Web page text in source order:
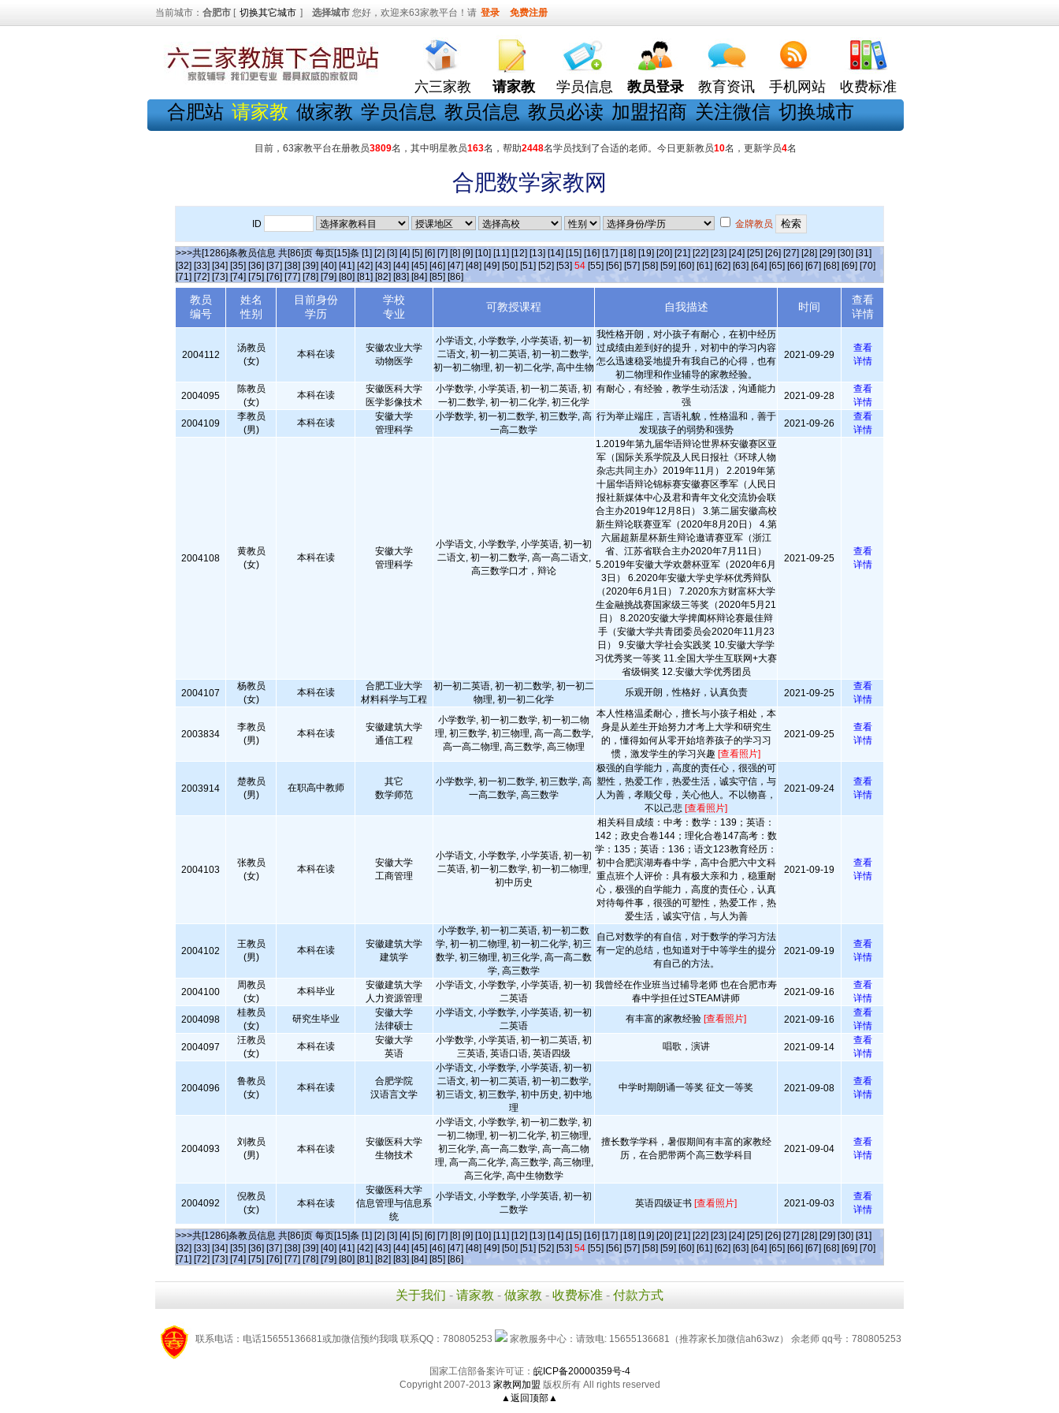
当前城市： 合肥市 [ 切换其它城市 ] 选择城市 您好，欢迎来63家教平台！请 登录 免费注册
六三家教 请家教 学员信息 教员登录 教育资讯 手机网站 收费标准
合肥站 请家教 做家教 学员信息 教员信息 教员必读 加盟招商 关注微信 切换城市
目前，63家教平台在册教员3809名，其中明星教员163名，帮助2448名学员找到了合适的老师。今日更新教员10名，更新学员4名
合肥数学家教网
ID 金牌教员
>>>共[1286]条教员信息 共[86]页 每页[15]条 [1] [2] [3] [4] [5] [6] [7] [8] [9] [10] [11] [12] [13] [14] [15] [16] [17] [18] [19] [20] [21] [22] [23] [24] [25] [26] [27] [28] [29] [30] [31]
[32] [33] [34] [35] [36] [37] [38] [39] [40] [41] [42] [43] [44] [45] [46] [47] [48] [49] [50] [51] [52] [53] 54 [55] [56] [57] [58] [59] [60] [61] [62] [63] [64] [65] [66] [67] [68] [69] [70]
[71] [72] [73] [74] [75] [76] [77] [78] [79] [80] [81] [82] [83] [84] [85] [86]
教员
编号
姓名
性别
目前身份
学历
学校
专业
可教授课程 自我描述 时间
查看
详情
2004112
汤教员
(女)
本科在读
安徽农业大学
动物医学
小学语文, 小学数学, 小学英语, 初一初
二语文, 初一初二英语, 初一初二数学,
初一初二物理, 初一初二化学, 高中生物
我性格开朗，对小孩子有耐心，在初中经历
过成绩由差到好的提升，对初中的学习内容
怎么迅速稳妥地提升有我自己的心得，也有
初二物理和作业辅导的家教经验。
2021-09-29
查看
详情
2004095
陈教员
(女)
本科在读
安徽医科大学
医学影像技术
小学数学, 小学英语, 初一初二英语, 初
一初二数学, 初一初二化学, 初三化学
有耐心，有经验，教学生动活泼，沟通能力
强
2021-09-28
查看
详情
2004109
李教员
(男)
本科在读
安徽大学
管理科学
小学数学, 初一初二数学, 初三数学, 高
一高二数学
行为举止端庄，言语礼貌，性格温和，善于
发现孩子的弱势和强势
2021-09-26
查看
详情
2004108
黄教员
(女)
本科在读
安徽大学
管理科学
小学语文, 小学数学, 小学英语, 初一初
二语文, 初一初二数学, 高一高二语文,
高三数学口才，辩论
1.2019年第九届华语辩论世界杯安徽赛区亚
军（国际关系学院及人民日报社《环球人物
杂志共同主办》2019年11月） 2.2019年第
十届华语辩论锦标赛安徽赛区季军（人民日
报社新媒体中心及君和青年文化交流协会联
合主办2019年12月8日） 3.第二届安徽高校
新生辩论联赛亚军（2020年8月20日） 4.第
六届超新星杯新生辩论邀请赛亚军（浙江
省、江苏省联合主办2020年7月11日）
5.2019年安徽大学欢磬杯亚军（2020年6月
3日） 6.2020年安徽大学史学杯优秀辩队
（2020年6月1日） 7.2020东方财富杯大学
生金融挑战赛国家级三等奖（2020年5月21
日） 8.2020安徽大学捭阖杯辩论赛最佳辩
手（安徽大学共青团委员会2020年11月23
日） 9.安徽大学社会实践奖 10.安徽大学学
习优秀奖一等奖 11.全国大学生互联网+大赛
省级铜奖 12.安徽大学优秀团员
2021-09-25
查看
详情
2004107
杨教员
(女)
本科在读
合肥工业大学
材料科学与工程
初一初二英语, 初一初二数学, 初一初二
物理, 初一初二化学
乐观开朗，性格好，认真负责 2021-09-25
查看
详情
2003834
李教员
(男)
本科在读
安徽建筑大学
通信工程
小学数学, 初一初二数学, 初一初二物
理, 初三数学, 初三物理, 高一高二数学,
高一高二物理, 高三数学, 高三物理
本人性格温柔耐心，擅长与小孩子相处，本
身是从差生开始努力才考上大学和研究生
的，懂得如何从零开始培养孩子的学习习
惯，激发学生的学习兴趣 [查看照片]
2021-09-25
查看
详情
2003914
楚教员
(男)
在职高中教师
其它
数学师范
小学数学, 初一初二数学, 初三数学, 高
一高二数学, 高三数学
极强的自学能力，高度的责任心，很强的可
塑性，热爱工作，热爱生活，诚实守信，与
人为善，孝顺父母，关心他人。不以物喜，
不以己悲 [查看照片]
2021-09-24
查看
详情
2004103
张教员
(女)
本科在读
安徽大学
工商管理
小学语文, 小学数学, 小学英语, 初一初
二英语, 初一初二数学, 初一初二物理,
初中历史
相关科目成绩：中考：数学：139；英语：
142；政史合卷144；理化合卷147高考：数
学：135；英语：136；语文123教育经历：
初中合肥滨湖寿春中学，高中合肥六中文科
重点班个人评价：具有极大亲和力，稳重耐
心，极强的自学能力，高度的责任心，认真
对待每件事，很强的可塑性，热爱工作，热
爱生活，诚实守信，与人为善
2021-09-19
查看
详情
2004102
王教员
(男)
本科在读
安徽建筑大学
建筑学
小学数学, 初一初二英语, 初一初二数
学, 初一初二物理, 初一初二化学, 初三
数学, 初三物理, 初三化学, 高一高二数
学, 高三数学
自己对数学的有自信，对于数学的学习方法
有一定的总结，也知道对于中等学生的提分
有自己的方法。
2021-09-19
查看
详情
2004100
周教员
(女)
本科毕业
安徽建筑大学
人力资源管理
小学语文, 小学数学, 小学英语, 初一初
二英语
我曾经在作业班当过辅导老师 也在合肥市寿
春中学担任过STEAM讲师
2021-09-16
查看
详情
2004098
桂教员
(女)
研究生毕业
安徽大学
法律硕士
小学语文, 小学数学, 小学英语, 初一初
二英语
有丰富的家教经验 [查看照片] 2021-09-16
查看
详情
2004097
汪教员
(女)
本科在读
安徽大学
英语
小学数学, 小学英语, 初一初二英语, 初
三英语, 英语口语, 英语四级
唱歌，演讲 2021-09-14
查看
详情
2004096
鲁教员
(女)
本科在读
合肥学院
汉语言文学
小学语文, 小学数学, 小学英语, 初一初
二语文, 初一初二英语, 初一初二数学,
初三语文, 初三数学, 初中历史, 初中地
理
中学时期朗诵一等奖 征文一等奖 2021-09-08
查看
详情
2004093
刘教员
(男)
本科在读
安徽医科大学
生物技术
小学语文, 小学数学, 初一初二数学, 初
一初二物理, 初一初二化学, 初三物理,
初三化学, 高一高二数学, 高一高二物
理, 高一高二化学, 高三数学, 高三物理,
高三化学, 高中生物数学
擅长数学学科，暑假期间有丰富的家教经
历，在合肥带两个高三数学科目
2021-09-04
查看
详情
2004092
倪教员
(女)
本科在读
安徽医科大学
信息管理与信息系
统
小学语文, 小学数学, 小学英语, 初一初
二数学
英语四级证书 [查看照片] 2021-09-03
查看
详情
>>>共[1286]条教员信息 共[86]页 每页[15]条 [1] [2] [3] [4] [5] [6] [7] [8] [9] [10] [11] [12] [13] [14] [15] [16] [17] [18] [19] [20] [21] [22] [23] [24] [25] [26] [27] [28] [29] [30] [31]
[32] [33] [34] [35] [36] [37] [38] [39] [40] [41] [42] [43] [44] [45] [46] [47] [48] [49] [50] [51] [52] [53] 54 [55] [56] [57] [58] [59] [60] [61] [62] [63] [64] [65] [66] [67] [68] [69] [70]
[71] [72] [73] [74] [75] [76] [77] [78] [79] [80] [81] [82] [83] [84] [85] [86]
关于我们 - 请家教 - 做家教 - 收费标准 - 付款方式
联系电话：电话15655136681或加微信预约我哦 联系QQ：780805253 家教服务中心：请致电: 15655136681（推荐家长加微信ah63wz） 余老师 qq号：780805253
国家工信部备案许可证： 皖ICP备20000359号-4
Copyright 2007-2013 家教网加盟 版权所有 All rights reserved
▲返回顶部▲